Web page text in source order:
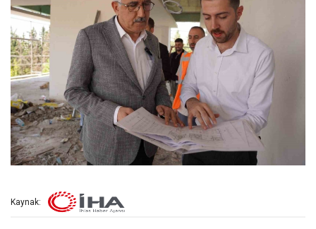
Kaynak: